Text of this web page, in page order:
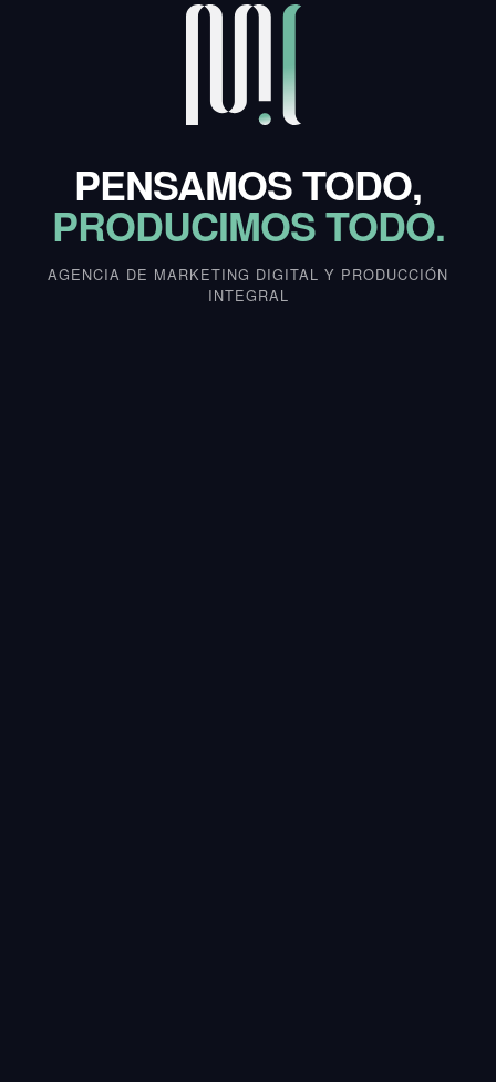
PENSAMOS TODO,
PRODUCIMOS TODO.
AGENCIA DE MARKETING DIGITAL Y PRODUCCIÓN
INTEGRAL